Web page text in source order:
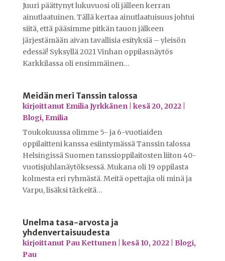
Juuri päättynyt lukuvuosi oli jälleen kerran
ainutlaatuinen. Tällä kertaa ainutlaatuisuus johtui
siitä, että pääsimme pitkän tauon jälkeen
järjestämään aivan tavallisia esityksiä – yleisön
edessä! Syksyllä 2021 Vinhan oppilasnäytös
Karkkilassa oli ensimmäinen…
Meidän meri Tanssin talossa
kirjoittanut Emilia Jyrkkänen kesä 20, 2022|
Blogi, Emilia
Toukokuussa olimme 5- ja 6-vuotiaiden
oppilaitteni kanssa esiintymässä Tanssin talossa
Helsingissä Suomen tanssioppilaitosten liiton 40-
vuotisjuhlanäytöksessä. Mukana oli 19 oppilasta
kolmesta eri ryhmästä. Meitä opettajia oli minä ja
Varpu, lisäksi tärkeitä…
Unelma tasa-arvosta ja
yhdenvertaisuudesta
kirjoittanut Pau Kettunen kesä 10, 2022| Blogi,
Pau